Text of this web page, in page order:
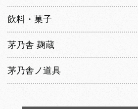
飲料・菓子
茅乃舎 麹蔵
茅乃舎ノ道具